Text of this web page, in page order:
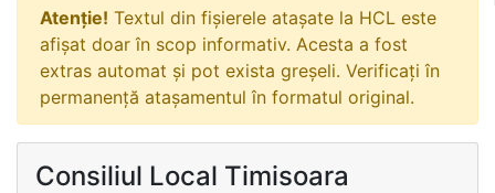
Atenție! Textul din fișierele atașate la HCL este
afișat doar în scop informativ. Acesta a fost
extras automat și pot exista greșeli. Verificați în
permanență atașamentul în formatul original.
Consiliul Local Timisoara